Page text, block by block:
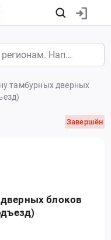
тамбурных дверных
Завершён
блоков